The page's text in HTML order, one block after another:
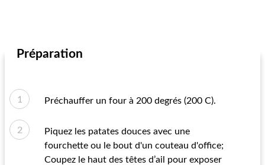
Préparation
Préchauffer un four à 200 degrés (200 C).
Piquez les patates douces avec une
fourchette ou le bout d'un couteau d'office;
Coupez le haut des têtes d’ail pour exposer